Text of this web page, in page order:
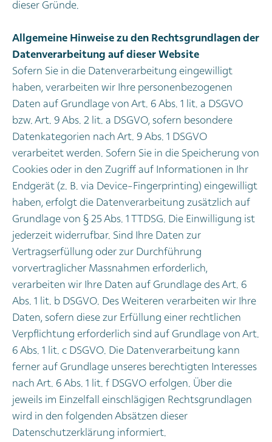
dieser Gründe.
Allgemeine Hinweise zu den Rechtsgrundlagen der
Datenverarbeitung auf dieser Website
Sofern Sie in die Datenverarbeitung eingewilligt
haben, verarbeiten wir Ihre personenbezogenen
Daten auf Grundlage von Art. 6 Abs. 1 lit. a DSGVO
bzw. Art. 9 Abs. 2 lit. a DSGVO, sofern besondere
Datenkategorien nach Art. 9 Abs. 1 DSGVO
verarbeitet werden. Sofern Sie in die Speicherung von
Cookies oder in den Zugriff auf Informationen in Ihr
Endgerät (z. B. via Device-Fingerprinting) eingewilligt
haben, erfolgt die Datenverarbeitung zusätzlich auf
Grundlage von § 25 Abs. 1 TTDSG. Die Einwilligung ist
jederzeit widerrufbar. Sind Ihre Daten zur
Vertragserfüllung oder zur Durchführung
vorvertraglicher Massnahmen erforderlich,
verarbeiten wir Ihre Daten auf Grundlage des Art. 6
Abs. 1 lit. b DSGVO. Des Weiteren verarbeiten wir Ihre
Daten, sofern diese zur Erfüllung einer rechtlichen
Verpflichtung erforderlich sind auf Grundlage von Art.
6 Abs. 1 lit. c DSGVO. Die Datenverarbeitung kann
ferner auf Grundlage unseres berechtigten Interesses
nach Art. 6 Abs. 1 lit. f DSGVO erfolgen. Über die
jeweils im Einzelfall einschlägigen Rechtsgrundlagen
wird in den folgenden Absätzen dieser
Datenschutzerklärung informiert.